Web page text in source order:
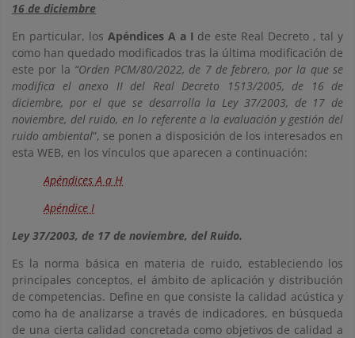
16 de diciembre
En particular, los Apéndices A a I de este Real Decreto , tal y
como han quedado modificados tras la última modificación de
este por la “Orden PCM/80/2022, de 7 de febrero, por la que se
modifica el anexo II del Real Decreto 1513/2005, de 16 de
diciembre, por el que se desarrolla la Ley 37/2003, de 17 de
noviembre, del ruido, en lo referente a la evaluación y gestión del
ruido ambiental”, se ponen a disposición de los interesados en
esta WEB, en los vínculos que aparecen a continuación:
Apéndices A a H
Apéndice I
Ley 37/2003, de 17 de noviembre, del Ruido.
Es la norma básica en materia de ruido, estableciendo los
principales conceptos, el ámbito de aplicación y distribución
de competencias. Define en que consiste la calidad acústica y
como ha de analizarse a través de indicadores, en búsqueda
de una cierta calidad concretada como objetivos de calidad a